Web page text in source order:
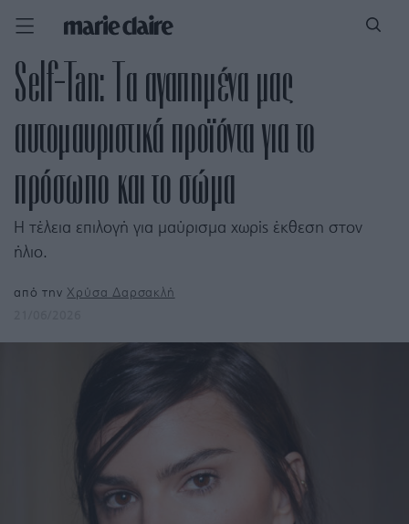
Self-Tan: Τα αγαπημένα μας
αυτομαυριστικά προϊόντα για το
πρόσωπο και το σώμα
Η τέλεια επιλογή για μαύρισμα χωρίς έκθεση στον
ήλιο.
από τηνΧρύσα Δαρσακλή